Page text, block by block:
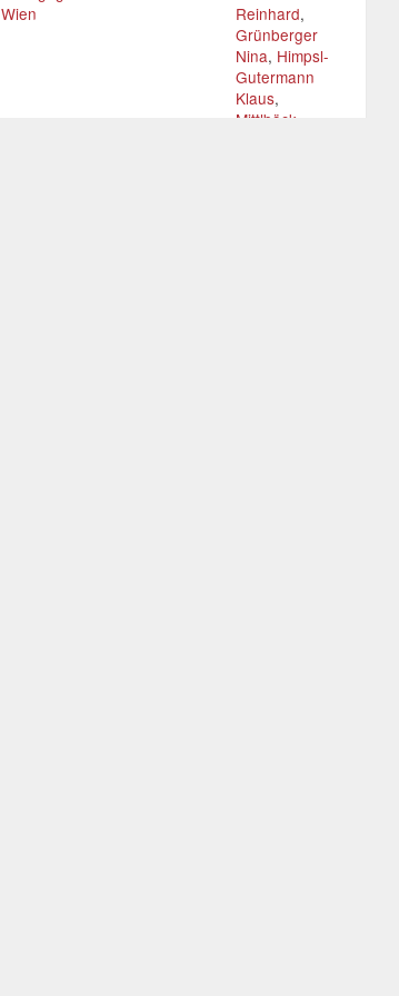
Wien
Reinhard,
Grünberger
Nina, Himpsl-
Gutermann
Klaus,
Mittlböck